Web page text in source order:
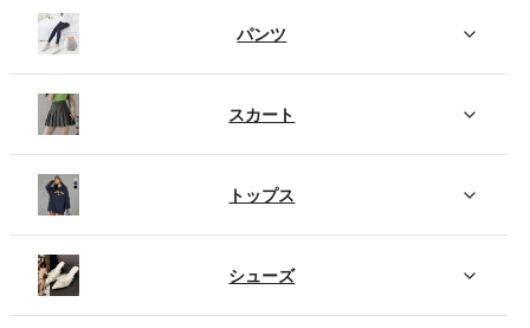
パンツ
スカート
トップス
シューズ